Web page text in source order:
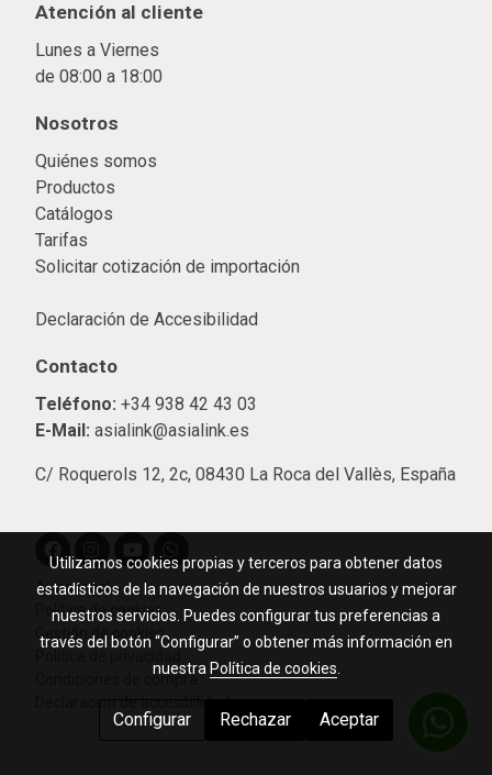
Atención al cliente
Lunes a Viernes
de 08:00 a 18:00
Nosotros
Quiénes somos
Productos
Catálogos
Tarifas
Solicitar cotización de importación
Declaración de Accesibilidad
Contacto
Teléfono: +34 938 42 43 03
E-Mail: asialink@asialink.es
C/ Roquerols 12, 2c, 08430 La Roca del Vallès, España
Aviso legal
Política de cookies
Gestión de cookies
Condiciones de compra
Utilizamos cookies propias y terceros para obtener datos
estadísticos de la navegación de nuestros usuarios y mejorar
nuestros servicios. Puedes configurar tus preferencias a
través del botón “Configurar” o obtener más información en
nuestra Política de cookies
Configurar Rechazar Aceptar